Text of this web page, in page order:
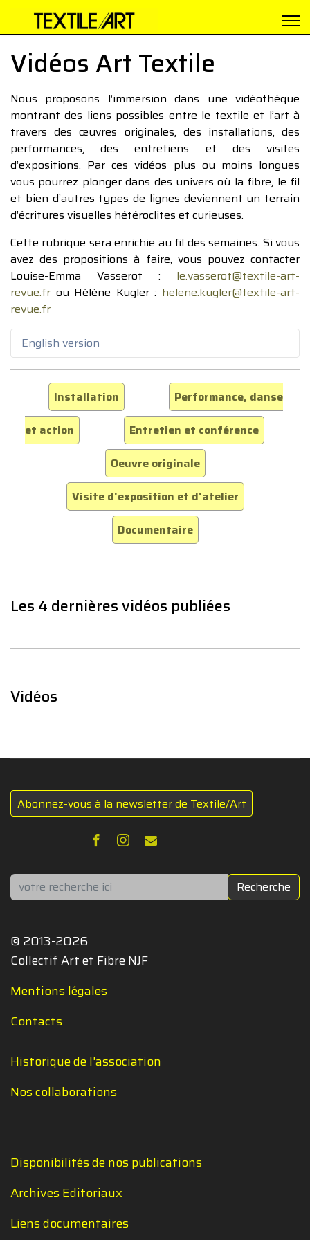
Vidéos Art Textile
Nous proposons l’immersion dans une vidéothèque
montrant des liens possibles entre le textile et l’art à
travers des œuvres originales, des installations, des
performances, des entretiens et des visites
d’expositions. Par ces vidéos plus ou moins longues
vous pourrez plonger dans des univers où la fibre, le fil
et bien d’autres types de lignes deviennent un terrain
d’écritures visuelles hétéroclites et curieuses.
Cette rubrique sera enrichie au fil des semaines. Si vous
avez des propositions à faire, vous pouvez contacter
Louise-Emma Vasserot : le.vasserot@textile-art-
revue.fr ou Hélène Kugler : helene.kugler@textile-art-
revue.fr
English version
Installation
Performance, danse
et action
Entretien et conférence
Oeuvre originale
Visite d'exposition et d'atelier
Documentaire
Les 4 dernières vidéos publiées
Vidéos
Abonnez-vous à la newsletter de Textile/Art
Rechercher Recherche
© 2013-2026
Collectif Art et Fibre NJF
Mentions légales
Contacts
Historique de l'association
Nos collaborations
Disponibilités de nos publications
Archives Editoriaux
Liens documentaires